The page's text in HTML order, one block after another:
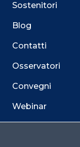
Sostenitori
Blog
Contatti
Osservatori
Convegni
Webinar